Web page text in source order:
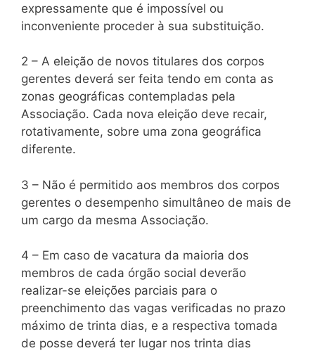
expressamente que é impossível ou
inconveniente proceder à sua substituição.
2 – A eleição de novos titulares dos corpos
gerentes deverá ser feita tendo em conta as
zonas geográficas contempladas pela
Associação. Cada nova eleição deve recair,
rotativamente, sobre uma zona geográfica
diferente.
3 – Não é permitido aos membros dos corpos
gerentes o desempenho simultâneo de mais de
um cargo da mesma Associação.
4 – Em caso de vacatura da maioria dos
membros de cada órgão social deverão
realizar-se eleições parciais para o
preenchimento das vagas verificadas no prazo
máximo de trinta dias, e a respectiva tomada
de posse deverá ter lugar nos trinta dias